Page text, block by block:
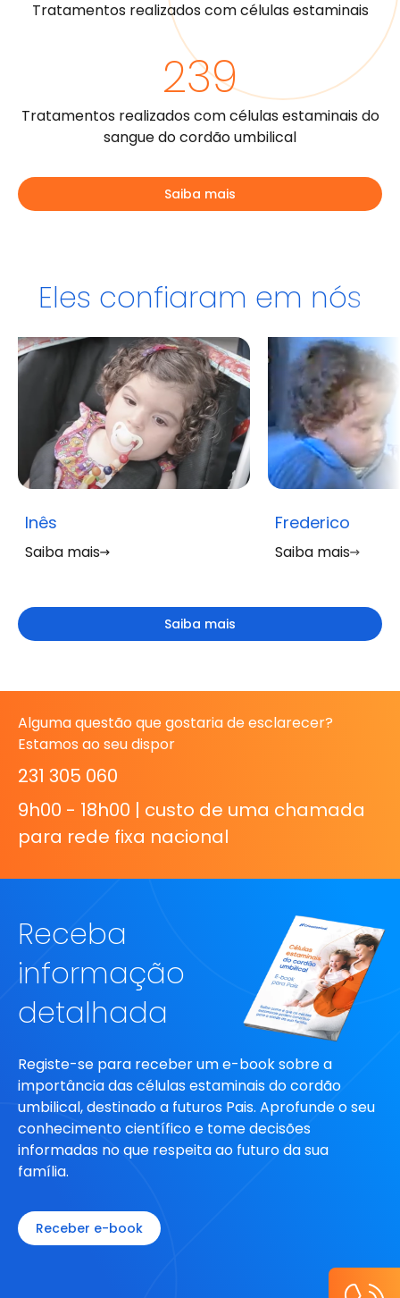
Tratamentos realizados com células estaminais
239
Tratamentos realizados com células estaminais do
sangue do cordão umbilical
Saiba mais
Eles confiaram em nós
Inês
Saiba mais
Frederico
Saiba mais
Saiba mais
Alguma questão que gostaria de esclarecer?
Estamos ao seu dispor
231 305 060
9h00 - 18h00 | custo de uma chamada
para rede fixa nacional
Receba
informação
detalhada
Registe-se para receber um e-book sobre a
importância das células estaminais do cordão
umbilical, destinado a futuros Pais. Aprofunde o seu
conhecimento científico e tome decisões
informadas no que respeita ao futuro da sua
família.
Receber e-book